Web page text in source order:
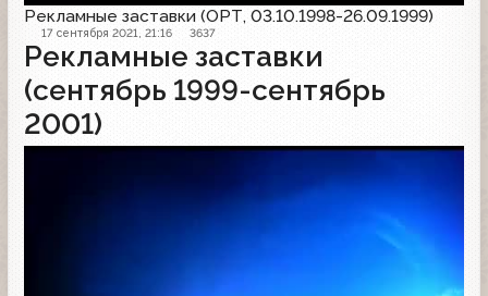
Рекламные заставки (ОРТ, 03.10.1998-26.09.1999)
17 сентября 2021, 21:16 3637
Рекламные заставки
(сентябрь 1999-сентябрь
2001)